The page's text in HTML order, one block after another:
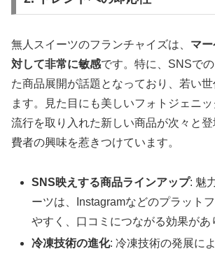
無人スイーツのフランチャイズは、 マ
対して非常に敏感です。特に、SNSで
た商品展開が話題となっており、若い
ます。見た目にも美しいフォトジェニッ
流行を取り入れた新しい商品が次々と
費者の興味を惹きつけています。
SNS映えする商品ラインアップ: 魅
ーツは、Instagramなどのプラット
やすく、口コミにつながる効果があ
冷凍技術の進化: 冷凍技術の発展に